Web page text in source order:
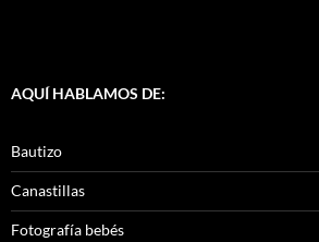
AQUÍ HABLAMOS DE:
Bautizo
Canastillas
Fotografía bebés